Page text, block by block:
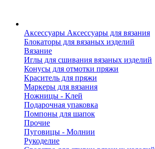
Аксессуары Аксессуары для вязания
Блокаторы для вязаных изделий
Вязание
Иглы для сшивания вязаных изделий
Конусы для отмотки пряжи
Краситель для пряжи
Маркеры для вязания
Ножницы - Клей
Подарочная упаковка
Помпоны для шапок
Прочие
Пуговицы - Молнии
Рукоделие